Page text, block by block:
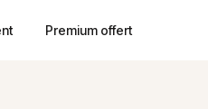
Premium offert